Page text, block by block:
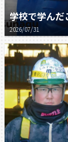
学校で学んだ
2026/07/31